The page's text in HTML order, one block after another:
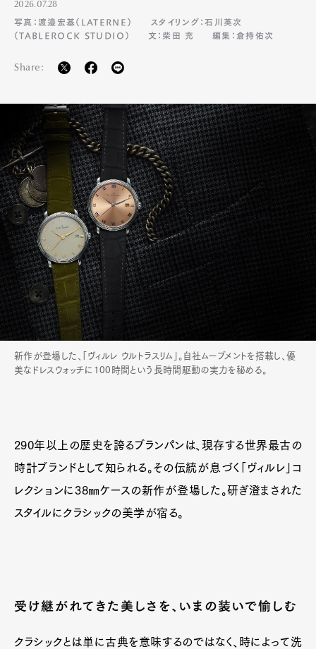
2026.07.28
写真：渡邉宏基（LATERNE）
スタイリング：石川英次
（TABLEROCK STUDIO）
文：柴田 充 編集：倉持佑次
Share:
新作が登場した、「ヴィルレ ウルトラスリム」。自社ムーブメントを搭載し、優
美なドレスウォッチに100時間という長時間駆動の実力を秘める。
290年以上の歴史を誇るブランパンは、現存する世界最古の
時計ブランドとして知られる。その伝統が息づく「ヴィルレ」コ
レクションに38㎜ケースの新作が登場した。研ぎ澄まされた
スタイルにクラシックの美学が宿る。
受け継がれてきた美しさを、いまの装いで愉しむ
クラシックとは単に古典を意味するのではなく、時によって洗